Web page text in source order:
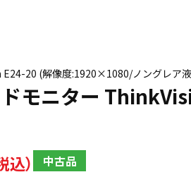
20 (解像度:1920×1080/ノングレア
モニター
中古品